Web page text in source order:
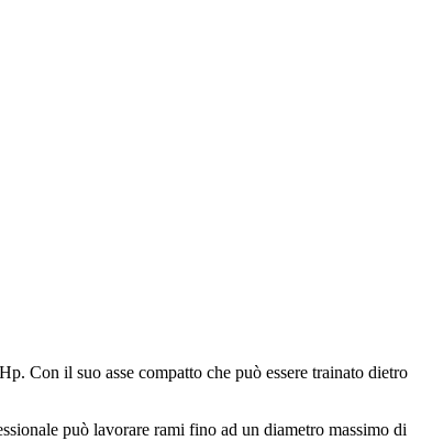
Con il suo asse compatto che può essere trainato dietro
può lavorare rami fino ad un diametro massimo di